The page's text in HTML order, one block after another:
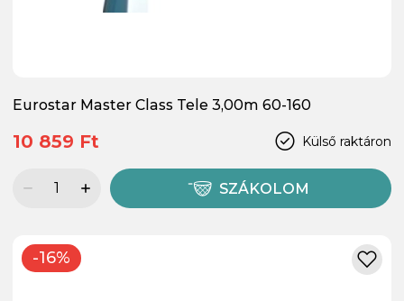
Eurostar Master Class Tele 3,00m 60-160
Külső raktáron
10 859 Ft
SZÁKOLOM
-16%